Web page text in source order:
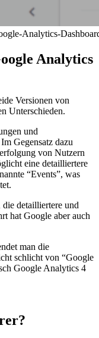
Analytics-
Analytics
Versionen von
Unterschieden.
und
Gegensatz dazu
von Nutzern
eine detailliertere
“Events”, was
detailliertere und
hat Google aber auch
man die
schlicht von “Google
Google Analytics 4